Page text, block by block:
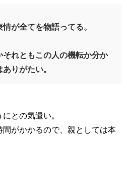
が全てを物語ってる。
それともこの人の機転か分か
りがたい。
との気遣い。
がかかるので、親としては本